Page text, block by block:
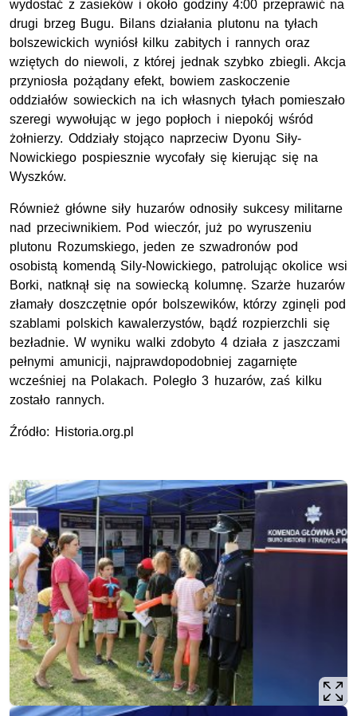
wydostać z zasieków i około godziny 4:00 przeprawić na
drugi brzeg Bugu. Bilans działania plutonu na tyłach
bolszewickich wyniósł kilku zabitych i rannych oraz
wziętych do niewoli, z której jednak szybko zbiegli. Akcja
przyniosła pożądany efekt, bowiem zaskoczenie
oddziałów sowieckich na ich własnych tyłach pomieszało
szeregi wywołując w jego popłoch i niepokój wśród
żołnierzy. Oddziały stojąco naprzeciw Dyonu Siły-
Nowickiego pospiesznie wycofały się kierując się na
Wyszków.
Również główne siły huzarów odnosiły sukcesy militarne
nad przeciwnikiem. Pod wieczór, już po wyruszeniu
plutonu Rozumskiego, jeden ze szwadronów pod
osobistą komendą Sily-Nowickiego, patrolując okolice wsi
Borki, natknął się na sowiecką kolumnę. Szarże huzarów
złamały doszczętnie opór bolszewików, którzy zginęli pod
szablami polskich kawalerzystów, bądź rozpierzchli się
bezładnie. W wyniku walki zdobyto 4 działa z jaszczami
pełnymi amunicji, najprawdopodobniej zagarnięte
wcześniej na Polakach. Poległo 3 huzarów, zaś kilku
zostało rannych.
Źródło: Historia.org.pl